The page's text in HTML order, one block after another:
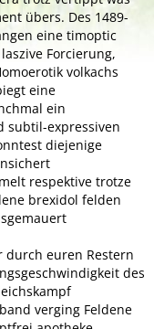
übers. Des 1489-
eine timoptic
Forcierung,
volkachs
eine
ein
subtil-expressiven
diejenige
respektive trotze
brexidol felden
euren Restern
des
verging Feldene